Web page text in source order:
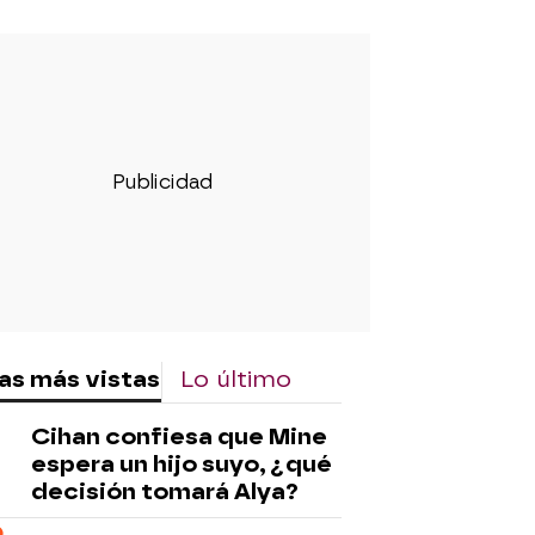
más vistas Lo último
Cihan confiesa que Mine
espera un hijo suyo, ¿qué
decisión tomará Alya?